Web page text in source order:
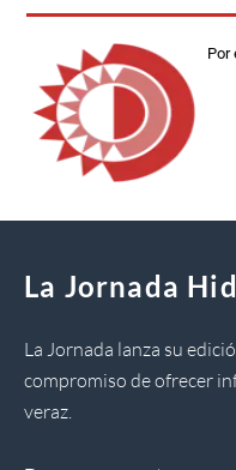
Por
La Jornada
La Jornada lanza su
compromiso de ofrecer
veraz.